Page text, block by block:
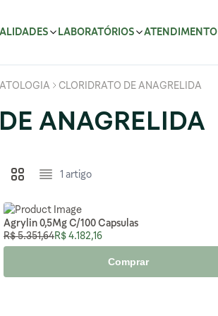
LABORATÓRIOS ATENDIMENTO
CLORIDRATO DE ANAGRELIDA
ANAGRELIDA
Ver como
1 artigo
Agrylin 0,5Mg C/100 Capsulas
Preço Especial
R$ 4.182,16
Preço Normal
R$ 5.351,64
Comprar